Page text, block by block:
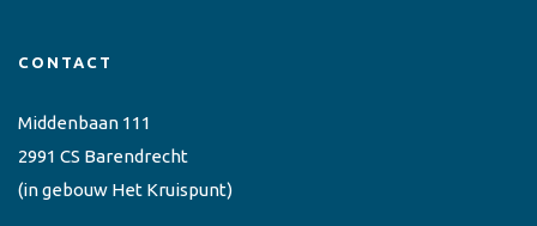
CONTACT
Middenbaan 111
2991 CS Barendrecht
(in gebouw Het Kruispunt)